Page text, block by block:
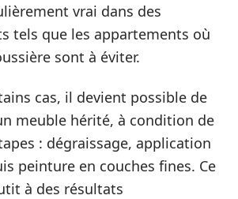
vrai dans des
tels que les appartements où
sont à éviter.
cas, il devient possible de
meuble hérité, à condition de
: dégraissage, application
peinture en couches fines. Ce
à des résultats